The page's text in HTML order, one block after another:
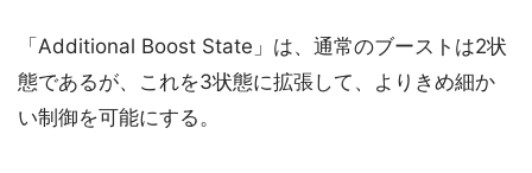
「Additional Boost State」は、通常のブーストは2状
態であるが、これを3状態に拡張して、よりきめ細か
い制御を可能にする。